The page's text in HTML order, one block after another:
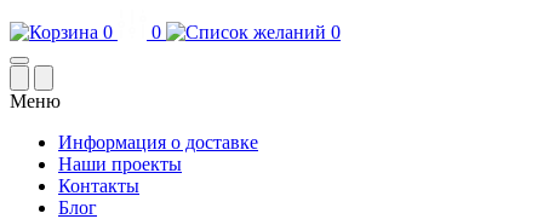
0 0 0
Меню
Информация о доставке
Наши проекты
Контакты
Блог